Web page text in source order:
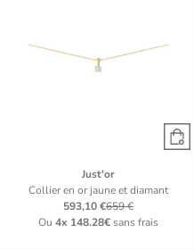
Just'or
Collier en or jaune et diamant
593,10 €659 €
Ou 4x 148.28€sans frais